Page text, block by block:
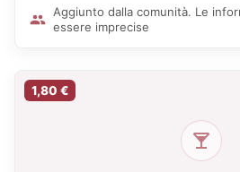
Aggiunto dalla comunità. Le
essere imprecise
1,80 €